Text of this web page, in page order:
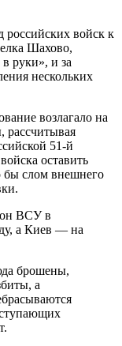
войск к
Шахово,
руки», и за
нескольких
возлагало на
рассчитывая
51-й
оставить
бы слом внешнего
ВСУ в
а Киев — на
брошены,
а